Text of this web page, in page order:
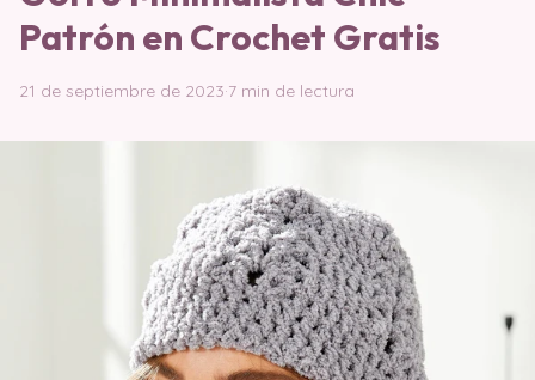
Patrón en Crochet Gratis
21 de septiembre de 2023·7 min de lectura